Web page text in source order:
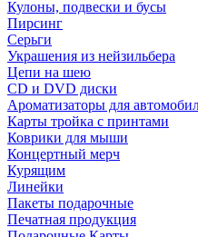
Кулоны, подвески и бусы
Пирсинг
Серьги
Украшения из нейзильбера
Цепи на шею
CD и DVD диски
Ароматизаторы для
Карты тройка с принтами
Коврики для мыши
Концертный мерч
Курящим
Линейки
Пакеты подарочные
Печатная продукция